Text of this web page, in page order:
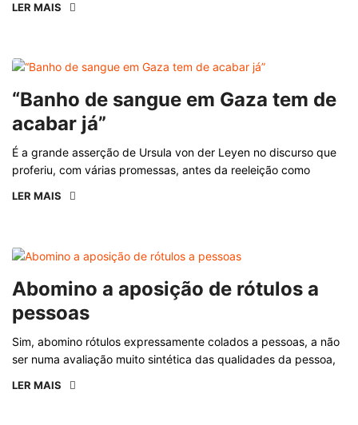
LER MAIS
“Banho de sangue em Gaza tem de
acabar já”
É a grande asserção de Ursula von der Leyen no discurso que
proferiu, com várias promessas, antes da reeleição como
LER MAIS
Abomino a aposição de rótulos a
pessoas
Sim, abomino rótulos expressamente colados a pessoas, a não
ser numa avaliação muito sintética das qualidades da pessoa,
LER MAIS